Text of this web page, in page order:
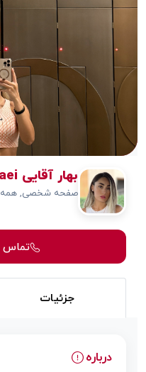
بهار آقایی Bahar Aghaei
صفحه شخصی, همه
تماس
جزئیات
درباره